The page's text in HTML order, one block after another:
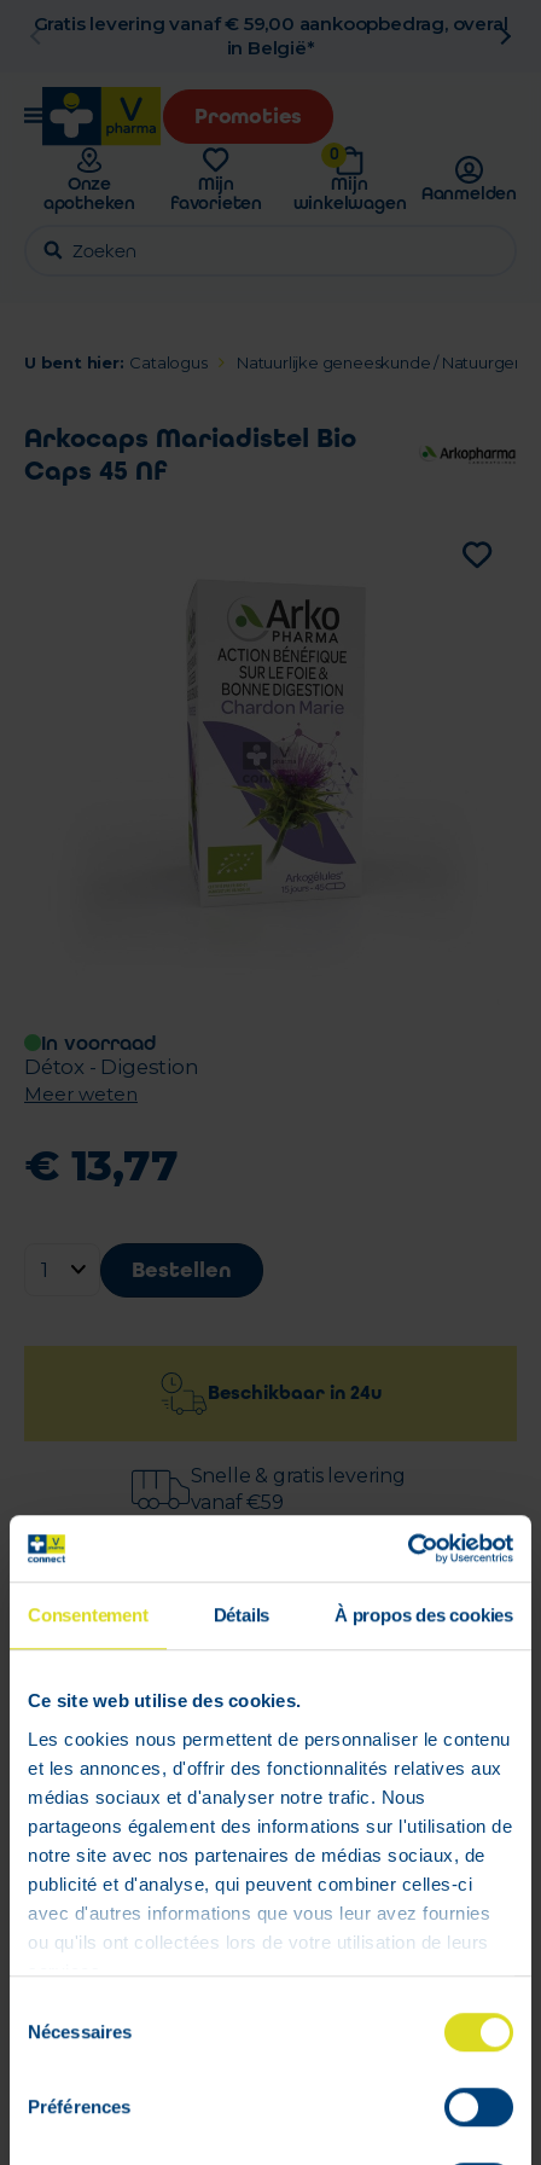
Consentement Détails À propos des cookies
Ce site web utilise des cookies.
Les cookies nous permettent de personnaliser le contenu
et les annonces, d'offrir des fonctionnalités relatives aux
médias sociaux et d'analyser notre trafic. Nous
partageons également des informations sur l'utilisation de
notre site avec nos partenaires de médias sociaux, de
publicité et d'analyse, qui peuvent combiner celles-ci
avec d'autres informations que vous leur avez fournies
ou qu'ils ont collectées lors de votre utilisation de leurs
services.
Nécessaires
Préférences
Gratis levering vanaf € 59,00 aankoopbedrag, overal
in België*
Promoties
Onze
apotheken
Mijn
favorieten
0
Mijn
winkelwagen
Aanmelden
U bent hier: Catalogus Natuurlijke geneeskunde /
Arkocaps Mariadistel Bio
Caps 45 Nf
In voorraad
Détox - Digestion
Meer weten
€ 13,77
Bestellen
Beschikbaar in 24u
Snelle & gratis levering
vanaf €59
betaling gegarandeerd
Arkocaps®Chardon-Marie
complément alimentaire. Le fruit du
chardon-marie contribue au bon
fonctionnement du foie. Il favorise ainsi la
digestion et aide à éliminer les toxines.
Bestelmandje